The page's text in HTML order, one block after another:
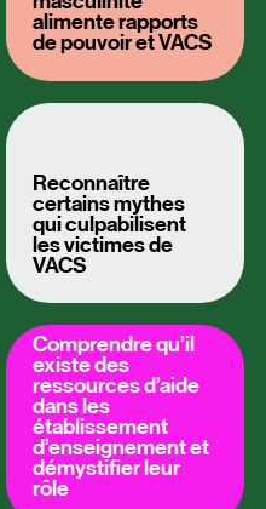
alimente rapports
de pouvoir et VACS
Reconnaître
certains mythes
qui culpabilisent
les victimes de
VACS
Comprendre qu’il
existe des
ressources d’aide
dans les
établissement
d’enseignement et
démystifier leur
rôle